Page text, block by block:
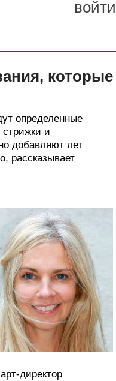
войти
которые
определенные
стрижки и
добавляют лет
рассказывает
директор